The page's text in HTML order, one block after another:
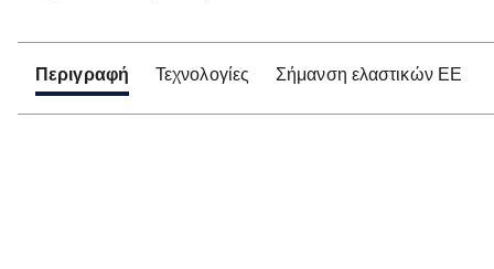
Περιγραφή Τεχνολογίες Σήμανση ελαστικών ΕΕ